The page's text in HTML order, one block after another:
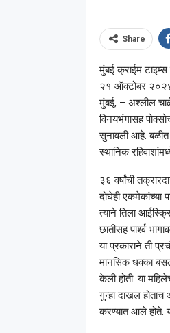
Share
मुंबई क्राईम
२१ ऑक्टोंबर
मुंबई, – अश्‍लील
विनयभंगासह
सुनावली आहे. बळीत
स्थानिक
३६ वर्षांची
दोघेही एकमेकांच्या
त्याने तिला
छातीसह पार्श्‍व
या प्रकाराने ती
मानसिक धक्का
केली होती. या
गुन्हा दाखल होताच
करण्यात आले होते.